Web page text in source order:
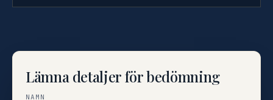
Lämna detaljer för bedömning
NAMN